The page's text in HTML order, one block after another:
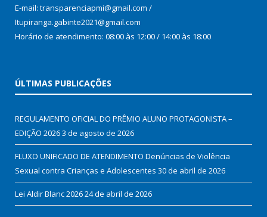
E-mail: transparenciapmi@gmail.com /
Itupiranga.gabinte2021@gmail.com
Horário de atendimento: 08:00 às 12:00 / 14:00 às 18:00
ÚLTIMAS PUBLICAÇÕES
REGULAMENTO OFICIAL DO PRÊMIO ALUNO PROTAGONISTA –
EDIÇÃO 20263 de agosto de 2026
FLUXO UNIFICADO DE ATENDIMENTO Denúncias de Violência
Sexual contra Crianças e Adolescentes 30 de abril de 2026
Lei Aldir Blanc 202624 de abril de 2026